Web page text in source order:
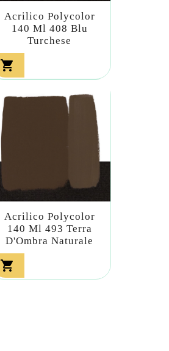
Acrilico Polycolor
140 Ml 408 Blu
Turchese

Acrilico Polycolor
140 Ml 493 Terra
D'Ombra Naturale
